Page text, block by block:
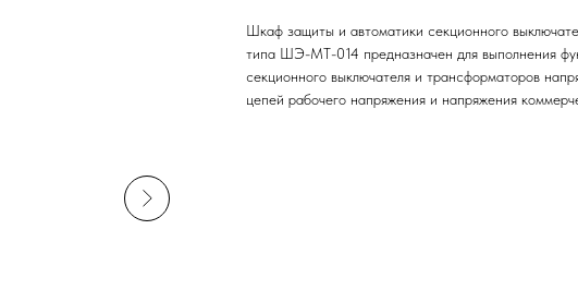
Шкаф защиты и автоматики секционного
типа ШЭ-МТ-014 предназначен для выполнения
секционного выключателя и трансформаторов
цепей рабочего напряжения и напряжения